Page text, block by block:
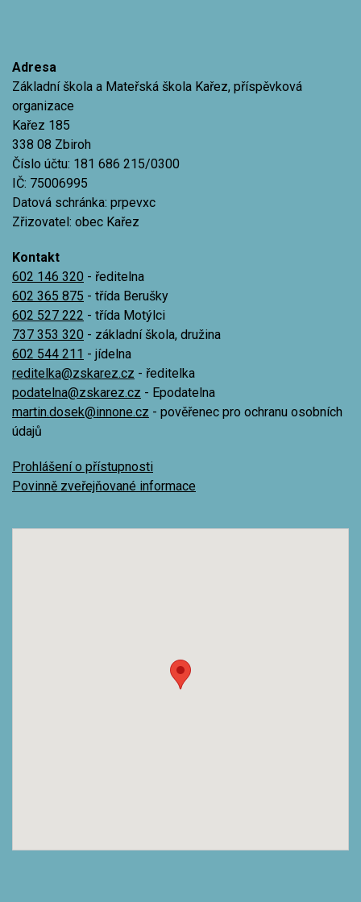
Adresa
Základní škola a Mateřská škola Kařez, příspěvková
organizace
Kařez 185
338 08 Zbiroh
Číslo účtu: 181 686 215/0300
IČ: 75006995
Datová schránka: prpevxc
Zřizovatel: obec Kařez
Kontakt
602 146 320 - ředitelna
602 365 875 - třída Berušky
602 527 222 - třída Motýlci
737 353 320 - základní škola, družina
602 544 211 - jídelna
reditelka@zskarez.cz - ředitelka
podatelna@zskarez.cz - Epodatelna
martin.dosek@innone.cz - pověřenec pro ochranu osobních
údajů
Prohlášení o přístupnosti
Povinně zveřejňované informace